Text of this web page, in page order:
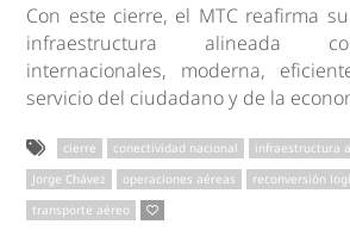
Con este cierre, el MTC reafirma
infraestructura alineada
internacionales, moderna,
servicio del ciudadano y de la
cierre conectividad nacional
infraestructura
Jorge Chávez
operaciones aéreas reconversión
transporte aéreo